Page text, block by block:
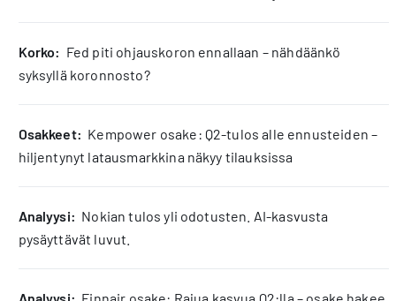
korko: Fed piti ohjauskoron ennallaan – nähdäänkö
syksyllä koronnosto?
osakkeet: Kempower osake: Q2-tulos alle ennusteiden –
hiljentynyt latausmarkkina näkyy tilauksissa
analyysi: Nokian tulos yli odotusten. AI-kasvusta
pysäyttävät luvut.